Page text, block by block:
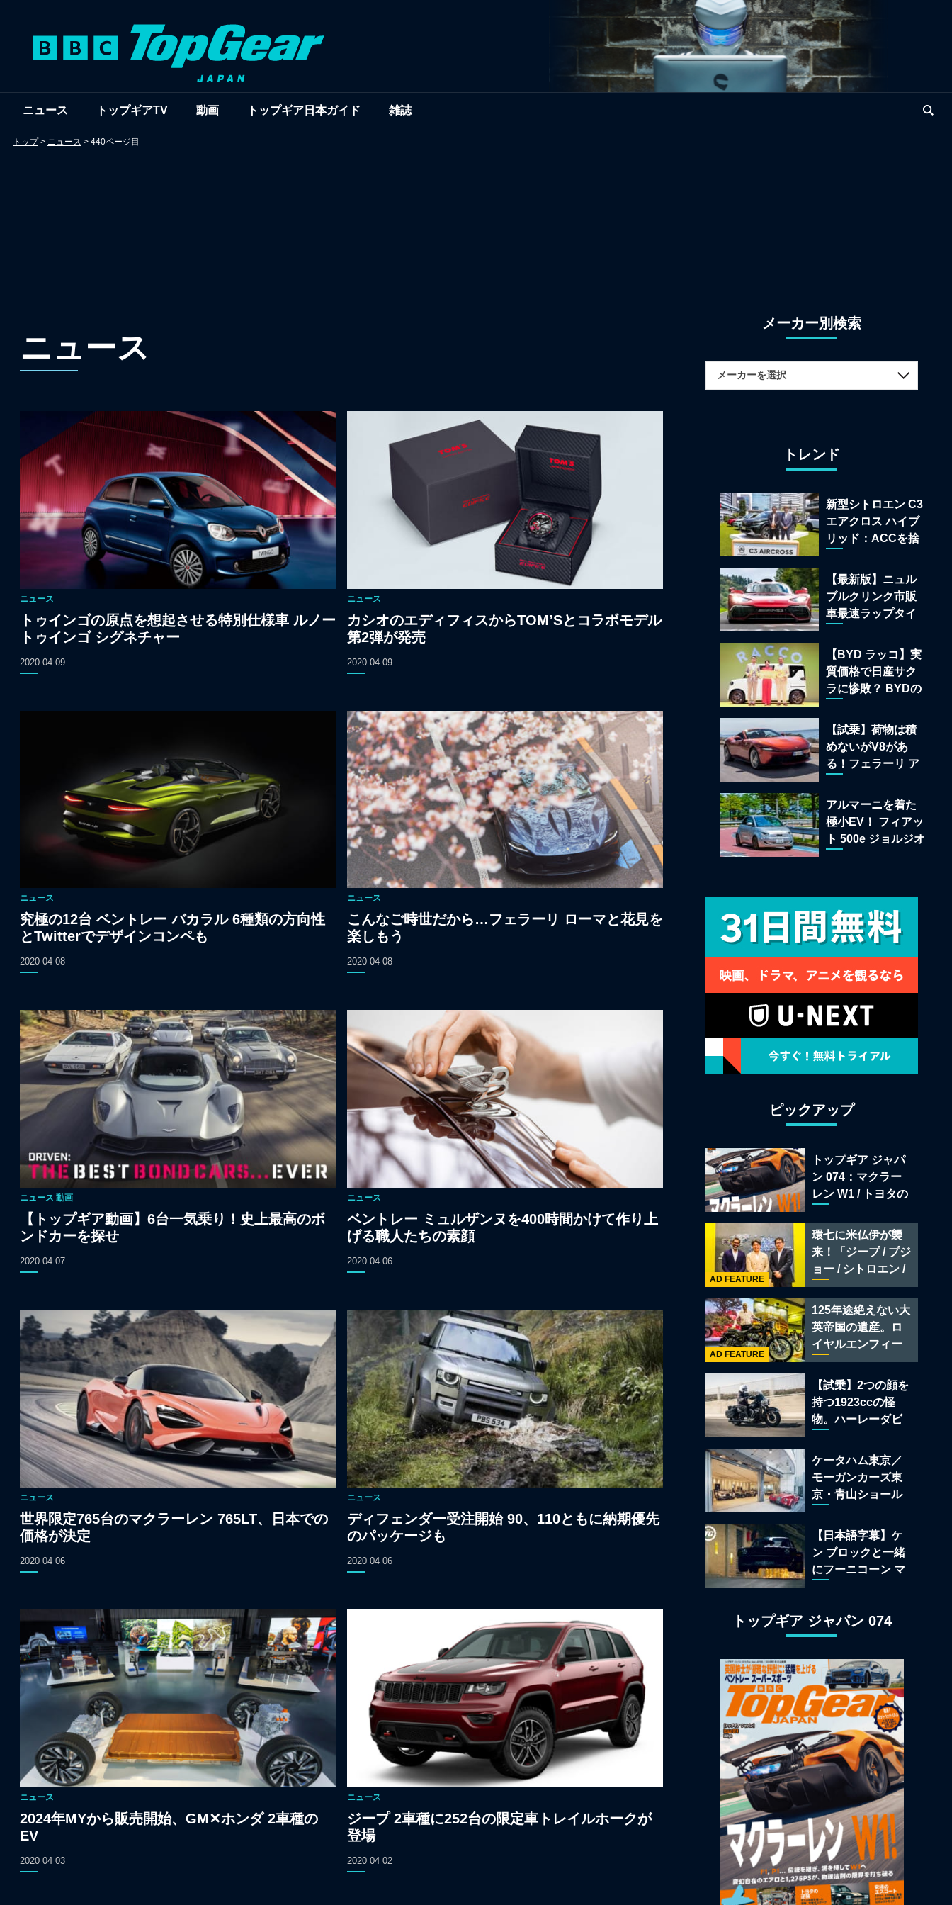
ニュース トップギアTV 動画 トップギア日本ガイド 雑誌
トップ > ニュース > 440ページ目
ニュース
ニュース
トゥインゴの原点を想起させる特別仕様車 ルノー
トゥインゴ シグネチャー
2020 04 09
ニュース
カシオのエディフィスからTOM’Sとコラボモデル
第2弾が発売
2020 04 09
ニュース
究極の12台 ベントレー バカラル 6種類の方向性
とTwitterでデザインコンペも
2020 04 08
ニュース
こんなご時世だから…フェラーリ ローマと花見を
楽しもう
2020 04 08
ニュース 動画
【トップギア動画】6台一気乗り！史上最高のボ
ンドカーを探せ
2020 04 07
ニュース
ベントレー ミュルザンヌを400時間かけて作り上
げる職人たちの素顔
2020 04 06
ニュース
世界限定765台のマクラーレン 765LT、日本での
価格が決定
2020 04 06
ニュース
ディフェンダー受注開始 90、110ともに納期優先
のパッケージも
2020 04 06
ニュース
2024年MYから販売開始、GM✕ホンダ 2車種の
EV
2020 04 03
ニュース
ジープ 2車種に252台の限定車トレイルホークが
登場
2020 04 02
メーカー別検索
トレンド
新型シトロエン C3
エアクロス ハイブ
リッド：ACCを捨
毯」を手に入れた
フランスの異端児
【最新版】ニュル
ブルクリンク市販
車最速ラップタイ
22台を一挙公開
【BYD ラッコ】実
質価格で日産サク
ラに惨敗？ BYDの
金ドーピング」の
異常な世界
【試乗】荷物は積
めないがV8があ
る！フェラーリ ア
ーが証明する純内
燃機関オープンカ
ーの至福
アルマーニを着た
極小EV！ フィアッ
ト 500e ジョルジオ
ピックアップ
トップギア ジャパ
ン 074：マクラー
レン W1 / トヨタの
ー戦略 /フェラーリ
849 テスタロッサ /
テメラリオ /ベント
レー スーパースポ
ーツ
環七に米仏伊が襲
来！「ジープ / プジ
ョー / シトロエン /
フィアット / アバル
ト足立」はクルマ
のセレクトショッ
プである
AD FEATURE
125年途絶えない大
英帝国の遺産。ロ
イヤルエンフィー
ルド責任者に訊
く、新型
「BULLET 650」
と“時間の質”を愛
する理由
AD FEATURE
【試乗】2つの顔を
持つ1923ccの怪
物。ハーレーダビ
ォーキーエイト
117」の深淵を覗く
ケータハム東京／
モーガンカーズ東
京・青山ショール
「移動手段」では
なく「人生」だ
【日本語字幕】ケ
ン ブロックと一緒
にフーニコーン マ
トップギア ジャパン 074